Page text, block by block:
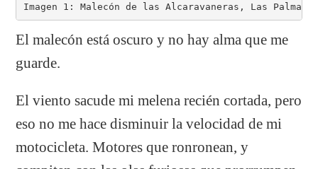
Imagen 1: Malecón de las Alcaravaneras, Las Palmas
El malecón está oscuro y no hay alma que me
guarde.
El viento sacude mi melena recién cortada, pero
eso no me hace disminuir la velocidad de mi
motocicleta. Motores que ronronean, y